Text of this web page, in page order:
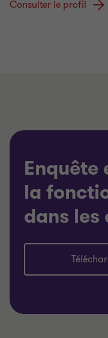
Consulter le profil
Enquête
la
dans les